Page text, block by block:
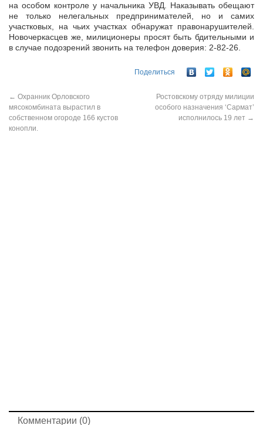
на особом контроле у начальника УВД. Наказывать обещают
не только нелегальных предпринимателей, но и самих
участковых, на чьих участках обнаружат правонарушителей.
Новочеркасцев же, милиционеры просят быть бдительными и
в случае подозрений звонить на телефон доверия: 2-82-26.
Поделиться
← Охранник Орловского
мясокомбината вырастил в
собственном огороде 166 кустов
конопли.
Ростовскому отряду милиции
особого назначения ‘Сармат’
исполнилось 19 лет →
Комментарии (0)